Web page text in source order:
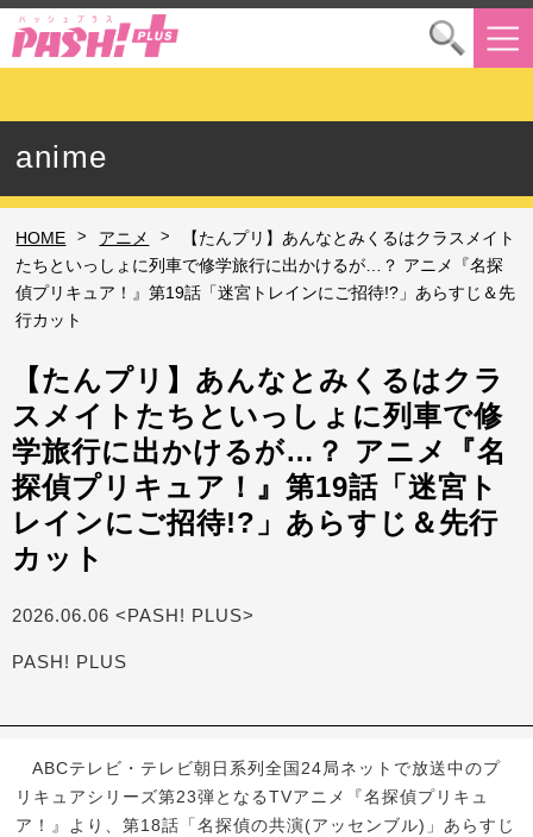
anime
HOME > アニメ >
【たんプリ】あんなとみくるはクラスメイト
たちといっしょに列車で修学旅行に出かけるが…？ アニメ『名探
偵プリキュア！』第19話「迷宮トレインにご招待!?」あらすじ＆先
行カット
【たんプリ】あんなとみくるはクラ
スメイトたちといっしょに列車で修
学旅行に出かけるが…？ アニメ『名
探偵プリキュア！』第19話「迷宮ト
レインにご招待!?」あらすじ＆先行
カット
2026.06.06 <PASH! PLUS>
PASH! PLUS
ABCテレビ・テレビ朝日系列全国24局ネットで放送中のプ
リキュアシリーズ第23弾となるTVアニメ『名探偵プリキュ
ア！』より、第18話「名探偵の共演(アッセンブル)」あらすじ